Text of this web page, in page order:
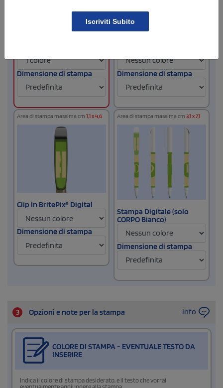
Dimensione di stampa Dimensione di stampa
Area di stampa massima cm 1,1 x 4,6
Clip in BritePix® Digital
Dimensione di stampa
Area di stampa massima cm 3,1 x 7,1
Stampa Digitale (solo
CORPO Bianco)
Dimensione di stampa
3 Opzioni e note per la stampa Info
COLORE DI STAMPA - EVENTUALE TESTO DA
INSERIRE
Indica il colore di stampa desiderato, e il testo che vorrai
Iscriviti Subito